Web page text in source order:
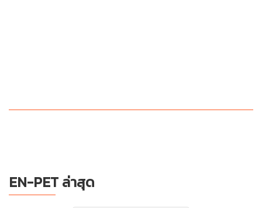
EN-PET ล่าสุด